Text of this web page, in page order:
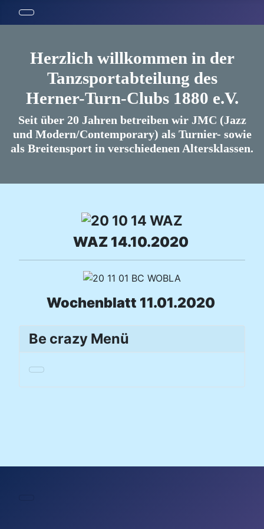
Herzlich willkommen in der
Tanzsportabteilung des
Herner-Turn-Clubs 1880 e.V.
Seit über 20 Jahren betreiben wir JMC (Jazz
und Modern/Contemporary) als Turnier- sowie
als Breitensport in verschiedenen Altersklassen.
Be crazy Menü
WAZ 14.10.2020
Wochenblatt 11.01.2020